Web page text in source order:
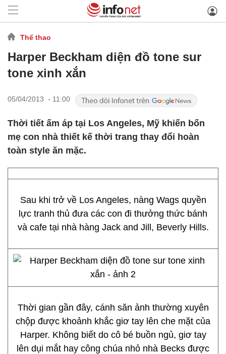
Thể thao
Harper Beckham diện đồ tone sur
tone xinh xắn
05/04/2013 - 11:00
Thời tiết ấm áp tại Los Angeles, Mỹ khiến bốn
mẹ con nhà thiết kế thời trang thay đổi hoàn
toàn style ăn mặc.
Sau khi trở về Los Angeles, nàng Wags quyền
lực tranh thủ đưa các con đi thưởng thức bánh
và cafe tại nhà hàng Jack and Jill, Beverly Hills.
Thời gian gần đây, cánh săn ảnh thường xuyên
chộp được khoảnh khắc giơ tay lên che mặt của
Harper. Không biết do cô bé buồn ngủ, giơ tay
lên dụi mắt hay công chúa nhỏ nhà Becks được